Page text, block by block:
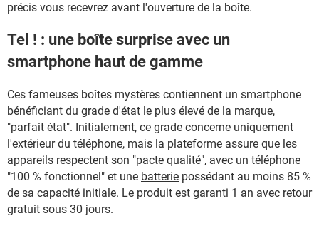
précis vous recevrez avant l'ouverture de la boîte.
Tel ! : une boîte surprise avec un
smartphone haut de gamme
Ces fameuses boîtes mystères contiennent un smartphone
bénéficiant du grade d'état le plus élevé de la marque,
"parfait état". Initialement, ce grade concerne uniquement
l'extérieur du téléphone, mais la plateforme assure que les
appareils respectent son "pacte qualité", avec un téléphone
"100 % fonctionnel" et une batterie possédant au moins 85 %
de sa capacité initiale. Le produit est garanti 1 an avec retour
gratuit sous 30 jours.